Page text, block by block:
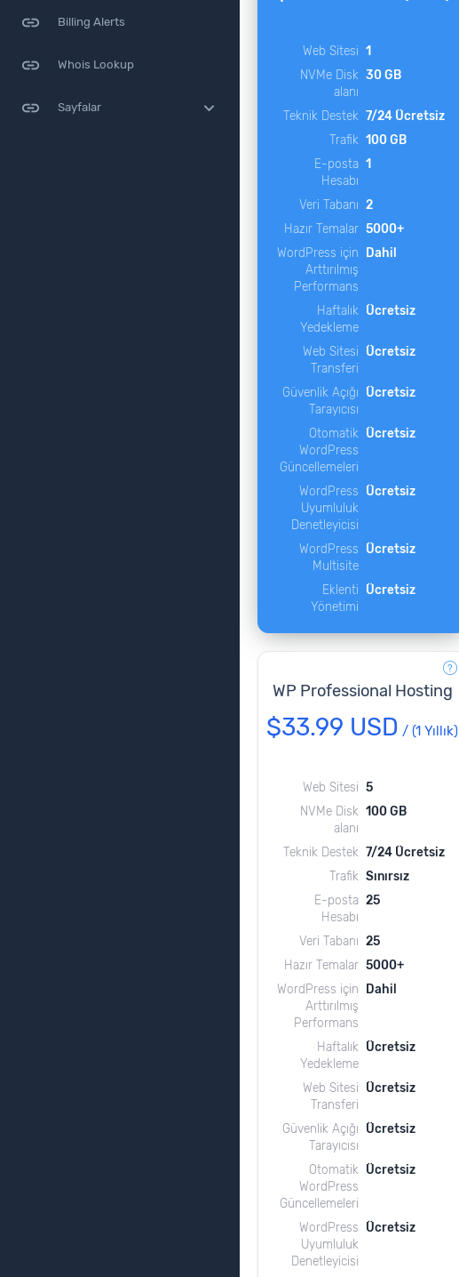
link Billing Alerts
link Whois Lookup
link Sayfalar expand_more
Web Sitesi 1
NVMe Disk
alanı
30 GB
Teknik Destek 7/24 Ücretsiz
Trafik 100 GB
E-posta
Hesabı
1
Veri Tabanı 2
Hazır Temalar 5000+
WordPress için
Arttırılmış
Performans
Dahil
Haftalık
Yedekleme
Ücretsiz
Web Sitesi
Transferi
Ücretsiz
Güvenlik Açığı
Tarayıcısı
Ücretsiz
Otomatik
WordPress
Güncellemeleri
Ücretsiz
WordPress
Uyumluluk
Denetleyicisi
Ücretsiz
WordPress
Multisite
Ücretsiz
Eklenti
Yönetimi
Ücretsiz
WP Professional Hosting
$33.99 USD / (1 Yıllık)
Web Sitesi 5
NVMe Disk
alanı
100 GB
Teknik Destek 7/24 Ücretsiz
Trafik Sınırsız
E-posta
Hesabı
25
Veri Tabanı 25
Hazır Temalar 5000+
WordPress için
Arttırılmış
Performans
Dahil
Haftalık
Yedekleme
Ücretsiz
Web Sitesi
Transferi
Ücretsiz
Güvenlik Açığı
Tarayıcısı
Ücretsiz
Otomatik
WordPress
Güncellemeleri
Ücretsiz
WordPress
Uyumluluk
Denetleyicisi
Ücretsiz